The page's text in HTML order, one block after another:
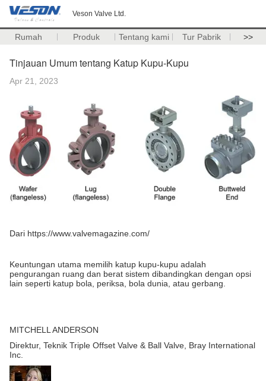
Veson Valve Ltd.
Rumah Produk Tentang kami Tur Pabrik >>
Tinjauan Umum tentang Katup Kupu-Kupu
Apr 21, 2023
Dari https://www.valvemagazine.com/
Keuntungan utama memilih katup kupu-kupu adalah
pengurangan ruang dan berat sistem dibandingkan dengan opsi
lain seperti katup bola, periksa, bola dunia, atau gerbang.
MITCHELL ANDERSON
Direktur, Teknik Triple Offset Valve & Ball Valve, Bray International
Inc.